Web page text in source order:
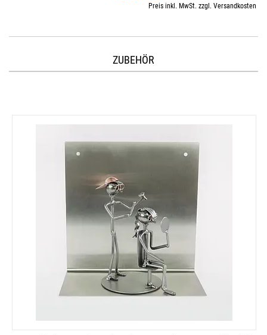
Preis inkl. MwSt. zzgl. Versandkosten
ZUBEHÖR